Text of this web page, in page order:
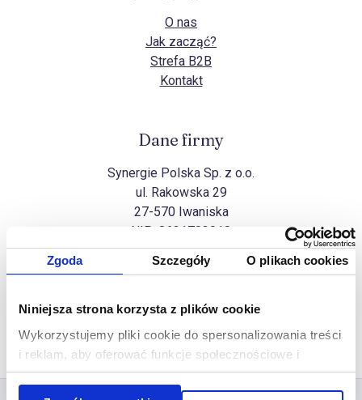
Zgoda Szczegóły O plikach cookies
Niniejsza strona korzysta z plików cookie
Wykorzystujemy pliki cookie do spersonalizowania treści
i reklam, aby oferować funkcje społecznościowe i
analizować ruch w naszej witrynie. Informacje o tym, jak
korzystasz z naszej witryny, udostępniamy partnerom
O nas
Jak zacząć?
Strefa B2B
Kontakt
Dane firmy
Synergie Polska Sp. z o.o.
ul. Rakowska 29
27-570 Iwaniska
NIP: 8631703910
Wszelkie prawa zastrzeżone
RealizacjaIdeo Force&Ideo